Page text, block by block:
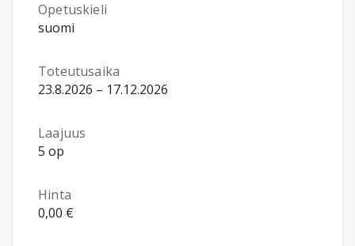
Opetuskieli
suomi
Toteutusaika
23.8.2026 – 17.12.2026
Laajuus
5 op
Hinta
0,00 €